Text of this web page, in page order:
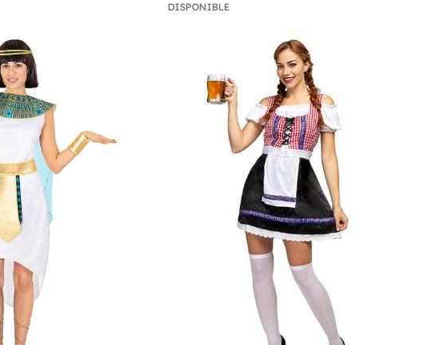
DISPONIBLE